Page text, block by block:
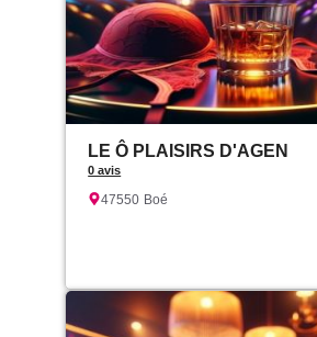
LE Ô PLAISIRS D'AGEN
0 avis
47550 Boé